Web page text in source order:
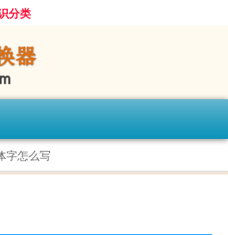
分类
字怎么写